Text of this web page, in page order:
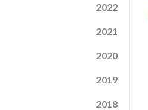
2022
2021
2020
2019
2018